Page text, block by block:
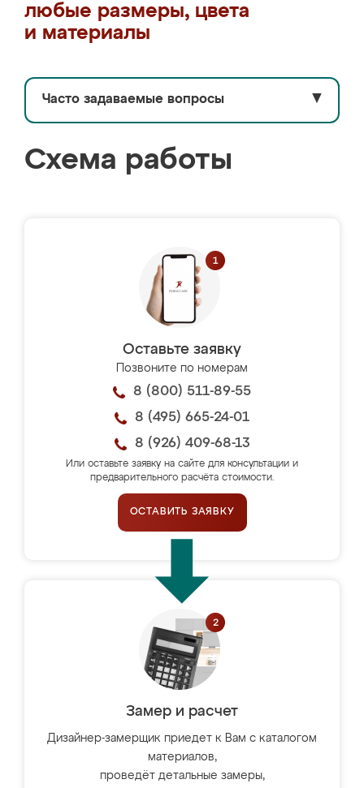
любые размеры, цвета
и материалы
Часто задаваемые вопросы ▼
Схема работы
Оставьте заявку
Позвоните по номерам
8 (800) 511-89-55
8 (495) 665-24-01
8 (926) 409-68-13
Или оставьте заявку на сайте для консультации и
предварительного расчёта стоимости.
ОСТАВИТЬ ЗАЯВКУ
Замер и расчет
Дизайнер-замерщик приедет к Вам с каталогом
материалов,
проведёт детальные замеры,